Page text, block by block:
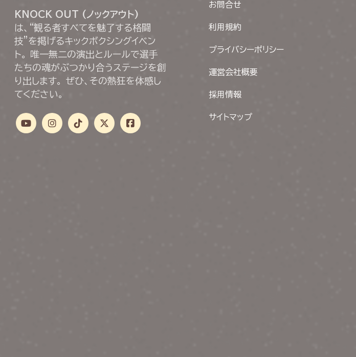
KNOCK OUT (ノックアウト)
は、“観る者すべてを魅了する格闘
技”を掲げるキックボクシングイベン
ト。 唯一無二の演出とルールで選手
たちの魂がぶつかり合うステージを創
り出します。 ぜひ、その熱狂を体感し
てください。
お問合せ
利用規約
プライバシーポリシー
運営会社概要
採用情報
サイトマップ